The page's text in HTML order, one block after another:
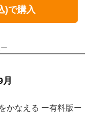
)で購入
かなえる ー有料版ー